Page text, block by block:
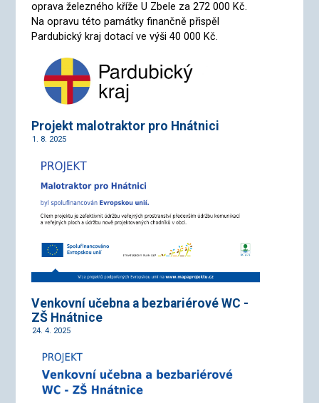
oprava železného kříže U Zbele za 272 000 Kč.
Na opravu této památky finančně přispěl
Pardubický kraj dotací ve výši 40 000 Kč.
Projekt malotraktor pro Hnátnici
1. 8. 2025
Venkovní učebna a bezbariérové WC -
ZŠ Hnátnice
24. 4. 2025